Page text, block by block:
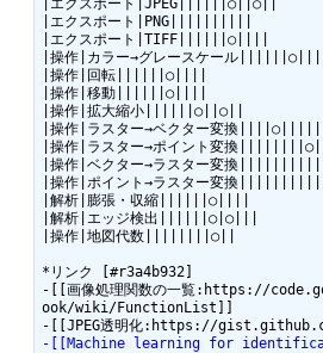
|エクスポート|JPEG||||||○||○||
|エクスポート|PNG||||||||||
|エクスポート|TIFF||||||○||||
|操作|カラー→グレースケール||||||○||||
|操作|回転||||||○||||
|操作|移動||||||○||||
|操作|拡大縮小||||||○||○||
|操作|ラスター→ベクター変換||||○||||||
|操作|ラスター→ポイント変換||||||||○||
|操作|ベクター→ラスター変換||||||||||
|操作|ポイント→ラスター変換||||||||||
|解析|膨張・収縮||||||○||||
|解析|エッジ検出||||||○|○|||
|操作|地図代数||||||||○||
*リンク [#r3a4b932]
-[[画像処理関数の一覧:https://
ook/wiki/FunctionList]]
-[[Machine learning for